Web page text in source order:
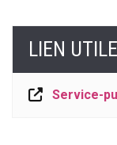
LIEN UTILE
Service-